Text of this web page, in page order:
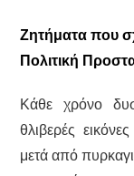
Ζητήματα που
Πολιτική
Κάθε χρόνο
θλιβερές
μετά από